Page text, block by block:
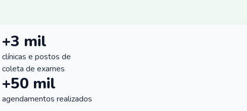
+3 mil
clínicas e postos de
coleta de exames
+50 mil
agendamentos realizados